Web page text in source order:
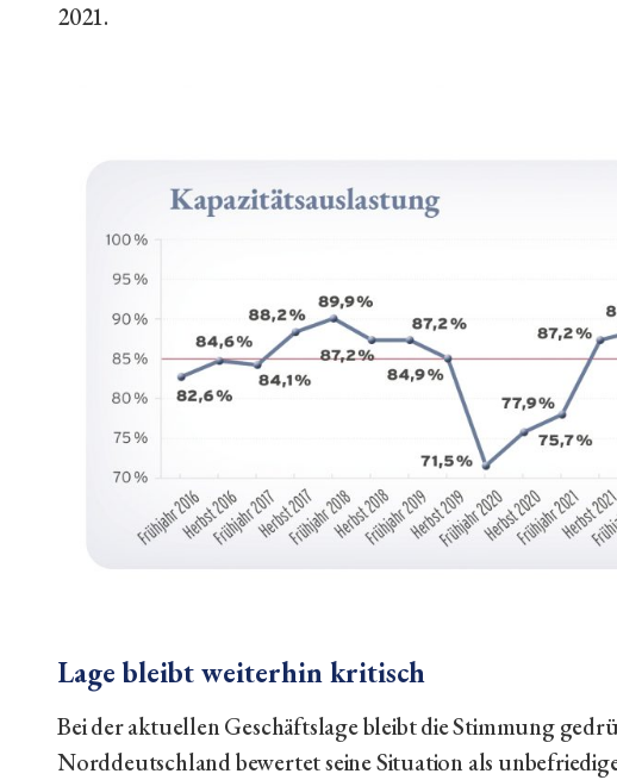
2021.
Lage bleibt weiterhin kritisch
Bei der aktuellen Geschäftslage bleibt die Stimmung
Norddeutschland bewertet seine Situation als